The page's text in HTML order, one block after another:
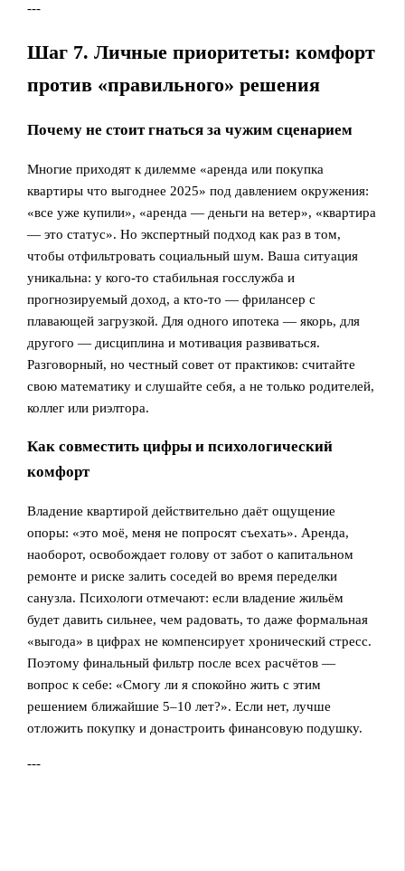
---
Шаг 7. Личные приоритеты: комфорт
против «правильного» решения
Почему не стоит гнаться за чужим сценарием
Многие приходят к дилемме «аренда или покупка
квартиры что выгоднее 2025» под давлением окружения:
«все уже купили», «аренда — деньги на ветер», «квартира
— это статус». Но экспертный подход как раз в том,
чтобы отфильтровать социальный шум. Ваша ситуация
уникальна: у кого‑то стабильная госслужба и
прогнозируемый доход, а кто‑то — фрилансер с
плавающей загрузкой. Для одного ипотека — якорь, для
другого — дисциплина и мотивация развиваться.
Разговорный, но честный совет от практиков: считайте
свою математику и слушайте себя, а не только родителей,
коллег или риэлтора.
Как совместить цифры и психологический
комфорт
Владение квартирой действительно даёт ощущение
опоры: «это моё, меня не попросят съехать». Аренда,
наоборот, освобождает голову от забот о капитальном
ремонте и риске залить соседей во время переделки
санузла. Психологи отмечают: если владение жильём
будет давить сильнее, чем радовать, то даже формальная
«выгода» в цифрах не компенсирует хронический стресс.
Поэтому финальный фильтр после всех расчётов —
вопрос к себе: «Смогу ли я спокойно жить с этим
решением ближайшие 5–10 лет?». Если нет, лучше
отложить покупку и донастроить финансовую подушку.
---